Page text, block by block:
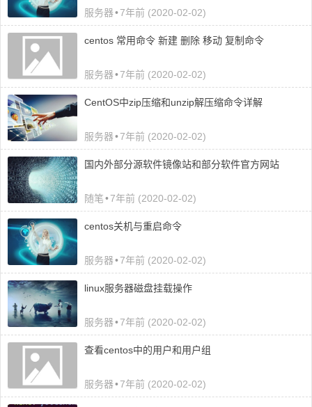
服务器•7年前 (2020-02-02)
centos 常用命令 新建 删除 移动 复制命令
服务器•7年前 (2020-02-02)
CentOS中zip压缩和unzip解压缩命令详解
服务器•7年前 (2020-02-02)
国内外部分源软件镜像站和部分软件官方网站
随笔•7年前 (2020-02-02)
centos关机与重启命令
服务器•7年前 (2020-02-02)
linux服务器磁盘挂载操作
服务器•7年前 (2020-02-02)
查看centos中的用户和用户组
服务器•7年前 (2020-02-02)